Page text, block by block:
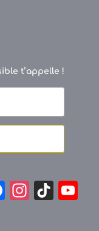
t’appelle !
F
In
Ti